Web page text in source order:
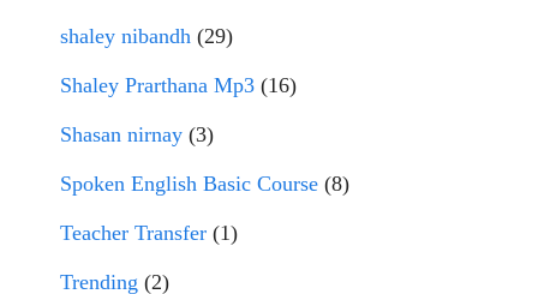
shaley nibandh (29)
Shaley Prarthana Mp3 (16)
Shasan nirnay (3)
Spoken English Basic Course (8)
Teacher Transfer (1)
Trending (2)